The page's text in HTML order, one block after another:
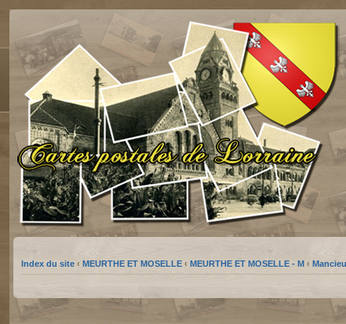
Index du site ‹ MEURTHE ET MOSELLE ‹ MEURTHE ET MOSELLE - M ‹